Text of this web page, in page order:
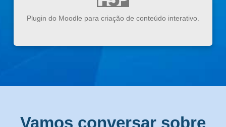
Plugin do Moodle para criação de conteúdo interativo.
Vamos conversar sobre